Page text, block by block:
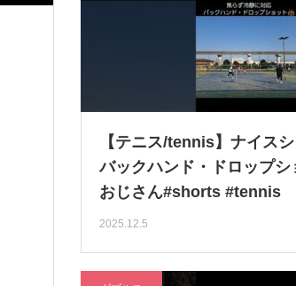
【テニス/tennis】ナイス
バックハンド・ドロップシ
おじさん#shorts #tennis
2025.12.5